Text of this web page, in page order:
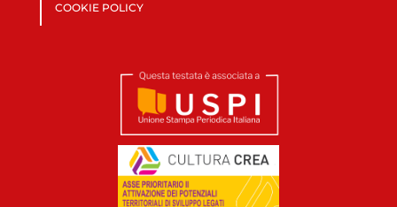
COOKIE POLICY